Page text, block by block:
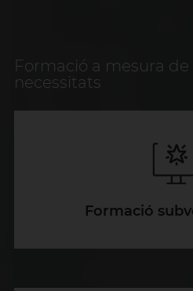
Formació a mesura de
necessitats
Formació